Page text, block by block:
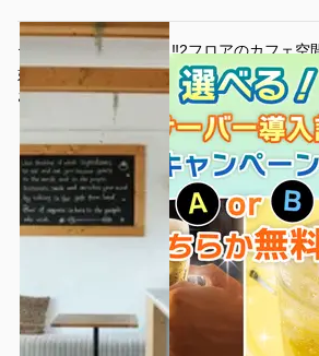
テラスBBQがオススメ‼︎2フロアのカフェ空
好立地【生ビール5ℓ樽かレモンサワープレ
おにぎりカフェRe:Nature